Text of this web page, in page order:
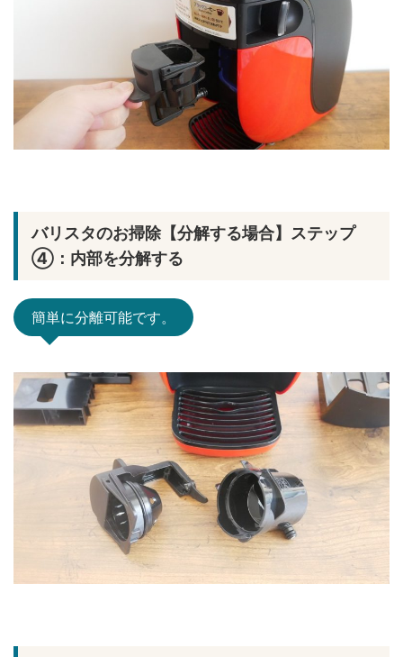
バリスタのお掃除【分解する場合】ステップ
④：内部を分解する
簡単に分離可能です。